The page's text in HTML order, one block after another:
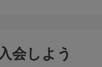
会しよう